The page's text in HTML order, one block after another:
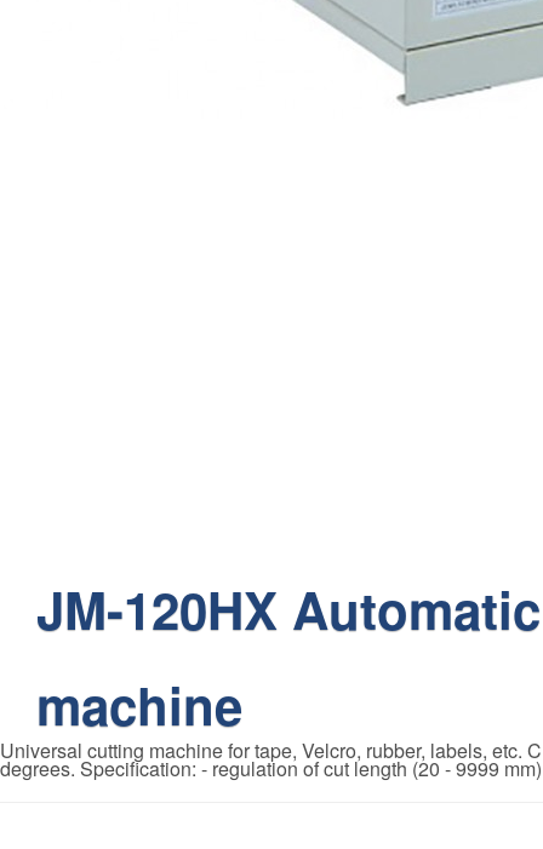
JM-120HX
machine
Universal cutting machine for tape, Velcro, rubber, labels, etc.
degrees. Specification: - regulation of cut length (20 - 9999